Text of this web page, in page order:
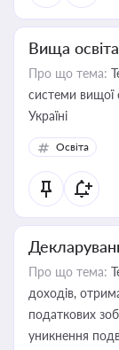
Вища освіта
Про що тема:
системи вищої
Україні
Освіта
Про що тема:
доходів,
податкових
уникнення